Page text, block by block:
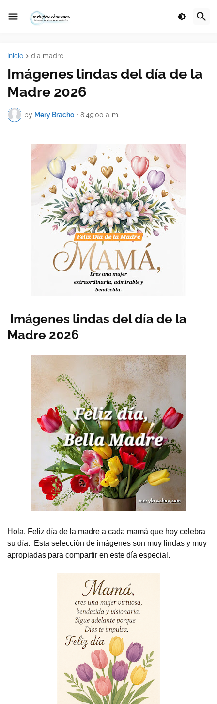
Inicio dia madre
Imágenes lindas del día de la
Madre 2026
by Mery Bracho • 8:49:00 a. m.
Imágenes lindas del día de la
Madre 2026
Hola. Feliz día de la madre a cada mamá que hoy celebra
su día. Esta selección de imágenes son muy lindas y muy
apropiadas para compartir en este día especial.